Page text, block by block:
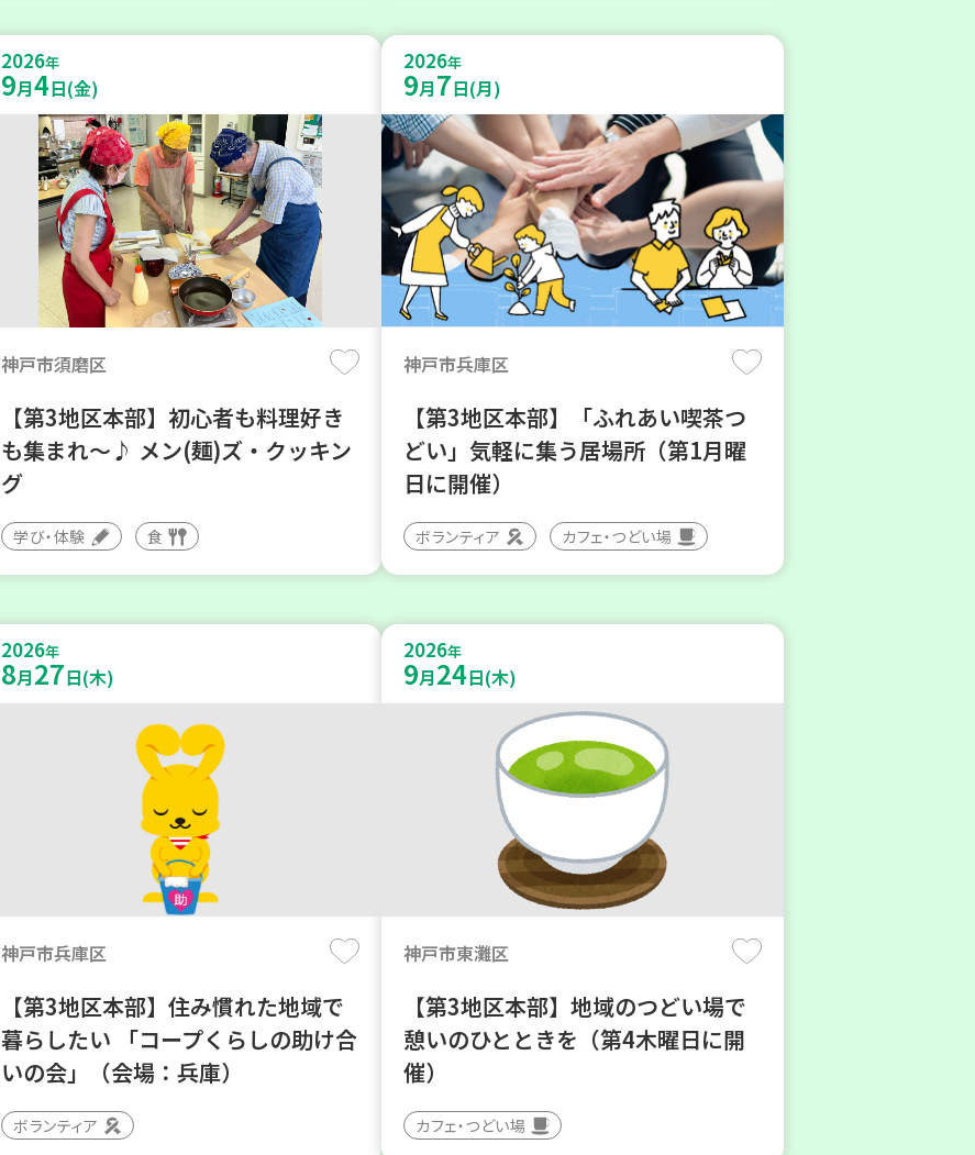
2026年
9月4日(金)
神戸市須磨区
【第3地区本部】初心者も料理好き
も集まれ～♪ メン(麺)ズ・クッキン
グ
学び・体験 食
2026年
9月7日(月)
神戸市兵庫区
【第3地区本部】「ふれあい喫茶つ
どい」気軽に集う居場所（第1月曜
日に開催）
ボランティア カフェ・つどい場
2026年
8月27日(木)
神戸市兵庫区
【第3地区本部】住み慣れた地域で
暮らしたい 「コープくらしの助け合
いの会」（会場：兵庫）
ボランティア
2026年
9月24日(木)
神戸市東灘区
【第3地区本部】地域のつどい場で
憩いのひとときを（第4木曜日に開
催）
カフェ・つどい場